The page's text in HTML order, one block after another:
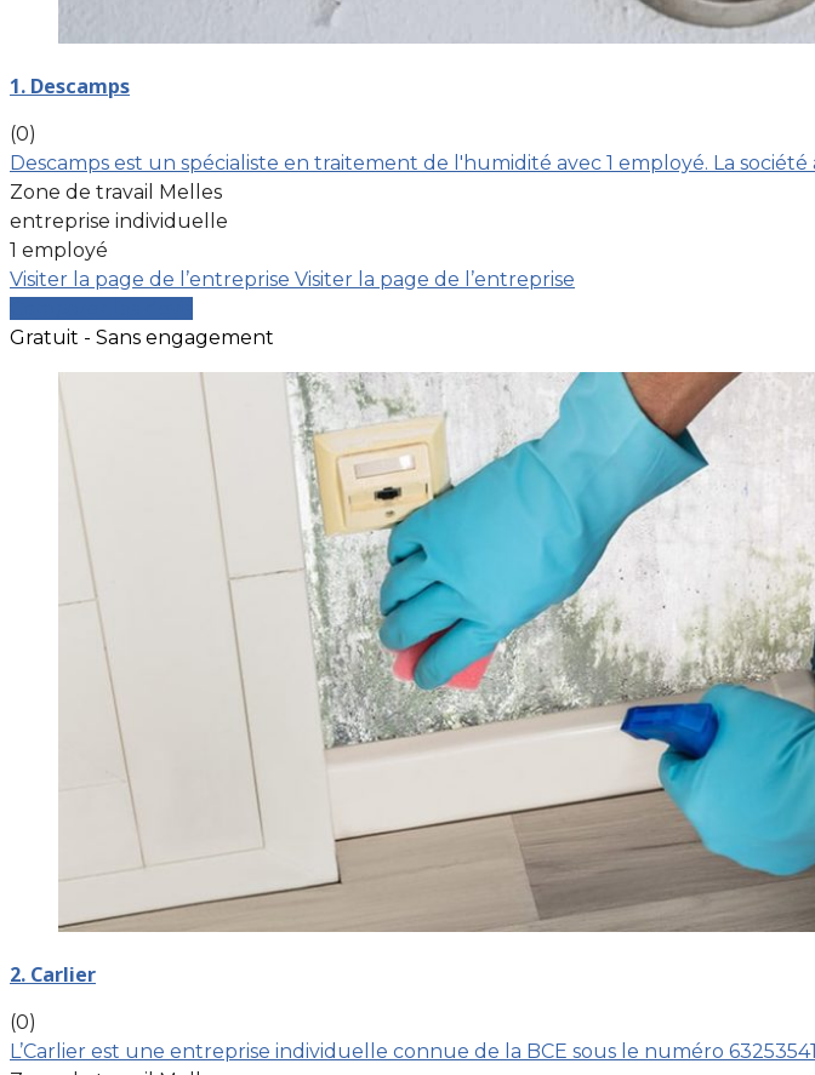
1. Descamps
(0)
Descamps est un spécialiste en traitement de l'humidité avec 1 employé. La
Zone de travail Melles
entreprise individuelle
1 employé
Visiter la page de l’entreprise Visiter la page de l’entreprise
Gratuit - Sans engagement
2. Carlier
(0)
L’Carlier est une entreprise individuelle connue de la BCE sous le numéro